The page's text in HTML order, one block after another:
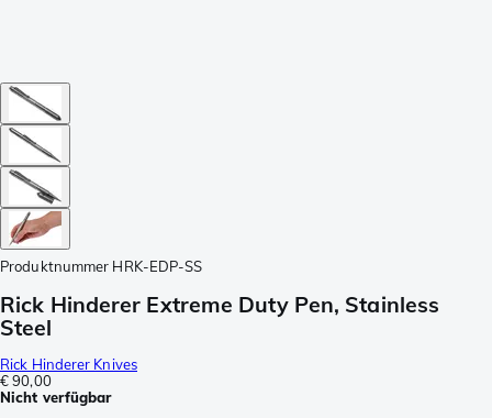
Produktnummer HRK-EDP-SS
Rick Hinderer Extreme Duty Pen, Stainless
Steel
Rick Hinderer Knives
€ 90,00
Nicht verfügbar